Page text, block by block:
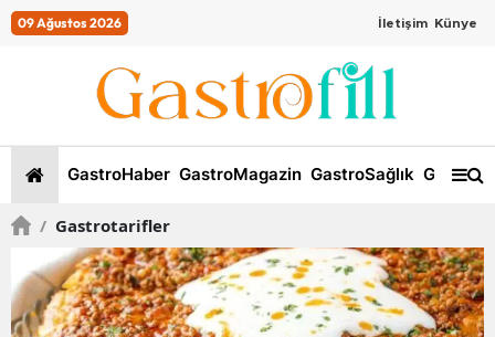
09 Ağustos 2026 İletişim Künye
GastroHaber GastroMagazin GastroSağlık
/ Gastrotarifler